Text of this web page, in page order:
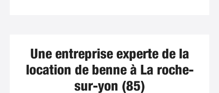
Une entreprise experte de la
location de benne à La roche-
sur-yon (85)